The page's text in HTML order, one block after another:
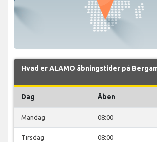
Hvad er ALAMO åbningstider på
Dag Åben
Mandag 08:00
Tirsdag 08:00